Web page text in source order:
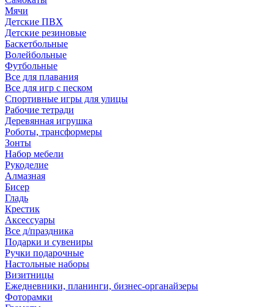
Мячи
Детские ПВХ
Детские резиновые
Баскетбольные
Волейбольные
Футбольные
Все для плавания
Все для игр с песком
Спортивные игры для улицы
Рабочие тетради
Деревянная игрушка
Роботы, трансформеры
Зонты
Набор мебели
Рукоделие
Алмазная
Бисер
Гладь
Крестик
Аксессуары
Все д/праздника
Подарки и сувениры
Ручки подарочные
Настольные наборы
Визитницы
Ежедневники, планинги, бизнес-органайзеры
Фоторамки